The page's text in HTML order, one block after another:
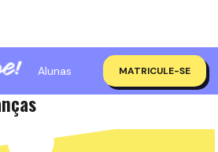
Alunas MATRICULE-SE
psicologia do sucesso